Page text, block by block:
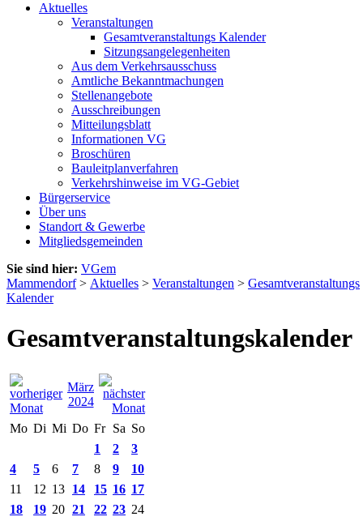
Aktuelles
Veranstaltungen
Gesamtveranstaltungs Kalender
Sitzungsangelegenheiten
Aus dem Verkehrsausschuss
Amtliche Bekanntmachungen
Stellenangebote
Ausschreibungen
Mitteilungsblatt
Informationen VG
Broschüren
Bauleitplanverfahren
Verkehrshinweise im VG-Gebiet
Bürgerservice
Über uns
Standort & Gewerbe
Mitgliedsgemeinden
Sie sind hier: VGem
Mammendorf> Aktuelles > Veranstaltungen > Gesamtveranstaltungs
Kalender
Gesamtveranstaltungskalender
März
2024
Mo Di Mi Do Fr Sa So
1
2
3
4
5 6 7 8 9
10
11
12 13 14 15 16 17
18
19 20 21 22 23 24